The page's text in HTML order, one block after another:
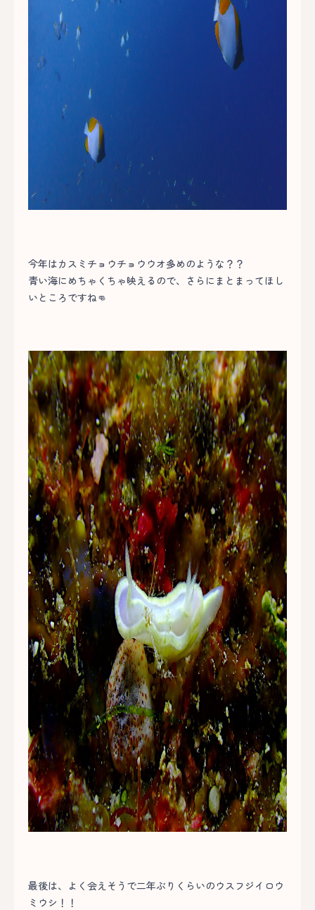
今年はカスミチョウチョウウオ多めのような？？
青い海にめちゃくちゃ映えるので、さらにまとまってほし
いところですね👊
最後は、よく会えそうで二年ぶりくらいのウスフジイロウ
ミウシ！！